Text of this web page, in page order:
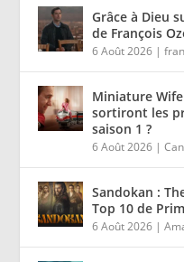
Grâce à Dieu
de François
6 Août 2026 |
Miniature
sortiront les
saison 1 ?
6 Août 2026 |
Sandokan :
Top 10 de
6 Août 2026 |